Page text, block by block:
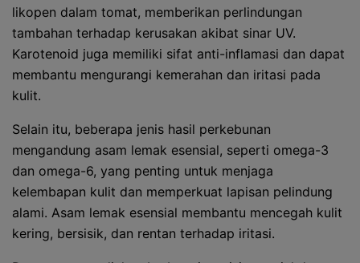
likopen dalam tomat, memberikan perlindungan
tambahan terhadap kerusakan akibat sinar UV.
Karotenoid juga memiliki sifat anti-inflamasi dan dapat
membantu mengurangi kemerahan dan iritasi pada
kulit.
Selain itu, beberapa jenis hasil perkebunan
mengandung asam lemak esensial, seperti omega-3
dan omega-6, yang penting untuk menjaga
kelembapan kulit dan memperkuat lapisan pelindung
alami. Asam lemak esensial membantu mencegah kulit
kering, bersisik, dan rentan terhadap iritasi.